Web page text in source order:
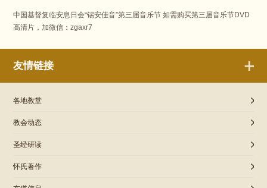
中国基督复临安息日会“锡安佳音”第三届音乐节 如需购买第三届音乐节DVD
高清片，加微信：zgaxr7
友情链接
各地教堂
教会动态
圣经研读
怀氏著作